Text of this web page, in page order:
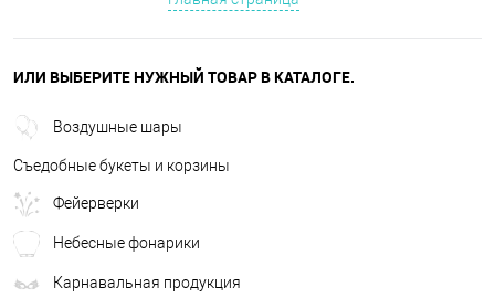
ИЛИ ВЫБЕРИТЕ НУЖНЫЙ ТОВАР В КАТАЛОГЕ.
Воздушные шары
Съедобные букеты и корзины
Фейерверки
Небесные фонарики
Карнавальная продукция